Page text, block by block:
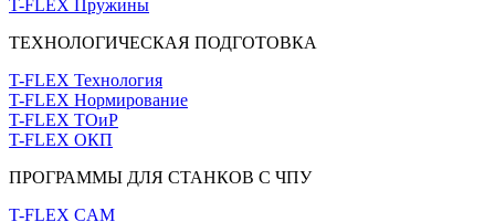
T-FLEX Пружины
ТЕХНОЛОГИЧЕСКАЯ ПОДГОТОВКА
T-FLEX Технология
T-FLEX Нормирование
T-FLEX ТОиР
T-FLEX ОКП
ПРОГРАММЫ ДЛЯ СТАНКОВ С ЧПУ
T-FLEX CAM